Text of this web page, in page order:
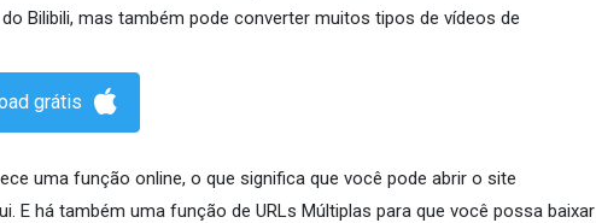
Bilibili, mas também pode converter muitos tipos de vídeos de
grátis
uma função online, o que significa que você pode abrir o site
E há também uma função de URLs Múltiplas para que você possa baixar